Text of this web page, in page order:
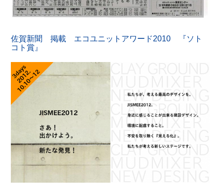
佐賀新聞 掲載 エコユニットアワード2010 『ソト
コト賞』